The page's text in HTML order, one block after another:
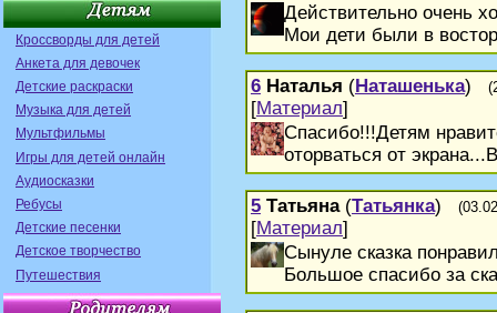
Кроссворды для детей
Анкета для девочек
Детские раскраски
Музыка для детей
Мультфильмы
Игры для детей онлайн
Аудиосказки
Ребусы
Детские песенки
Детское творчество
Путешествия
Действительно очень
Мои дети были в
6 Наталья (Наташенька)
[Материал]
Спасибо!!!Детям
оторваться от
5 Татьяна(Татьянка)
[Материал]
Сынуле сказка
Большое спасибо за